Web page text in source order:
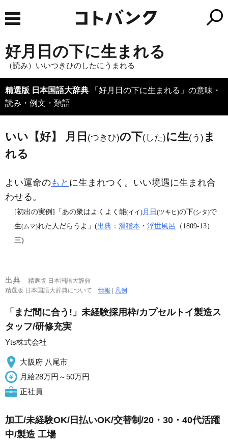
好月日の下に生まれる
（読み）いいつきひのしたにうまれる
精選版 日本国語大辞典 「好月日の下に生まれる」の意味・
読み・例文・類語
いい【好】 月日 (つきひ)の下(した)に生(う) ま
れる
よい運命のもと に生まれつく。いい境遇に生まれ合
わせる。
[初出の実例]「あの衆はよくよく能(イイ) 月日(ツキヒ)の下(シタ)で
生(ムマ)れた人だらうよ」(出典 ： 滑稽本 ・ 浮世風呂
（1809‐13）
三)
出典
精選版 日本国語大辞典
精選版 日本国語大辞典について情報 凡例
「まだ間に合う!」未経験採用枠/カプセルトイ製造ス
タッフ/研修充実
Yts株式会社
大阪府 八尾市
月給28万円～50万円
正社員
加工/未経験OK/日払いOK/交替制/20・30・40代活躍
中/製造 工場